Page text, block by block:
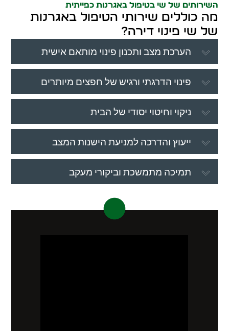
השירותים של שי בטיפול באגרנות כפייתית
מה כוללים שירותי הטיפול באגרנות
של שי פינוי דירה?
הערכת מצב ותכנון פינוי מותאם אישית
פינוי הדרגתי ורגיש של חפצים מיותרים
ניקוי וחיטוי יסודי של הבית
ייעוץ והדרכה למניעת הישנות המצב
תמיכה מתמשכת וביקורי מעקב